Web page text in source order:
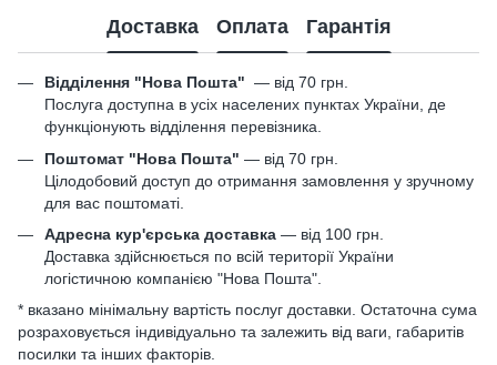
Доставка Оплата Гарантія
Відділення "Нова Пошта" — від 70 грн.
Послуга доступна в усіх населених пунктах України, де
функціонують відділення перевізника.
Поштомат "Нова Пошта" — від 70 грн.
Цілодобовий доступ до отримання замовлення у зручному
для вас поштоматі.
Адресна кур'єрська доставка — від 100 грн.
Доставка здійснюється по всій території України
логістичною компанією "Нова Пошта".
* вказано мінімальну вартість послуг доставки. Остаточна сума
розраховується індивідуально та залежить від ваги, габаритів
посилки та інших факторів.